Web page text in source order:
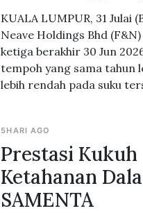
KUALA LUMPUR, 31
Neave Holdings Bhd
ketiga berakhir 30 Jun
tempoh yang sama tahun
lebih rendah pada suku
5HARI AGO
Prestasi
Ketahanan
SAMENTA